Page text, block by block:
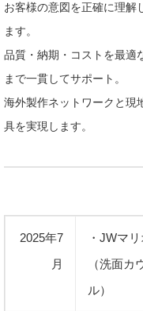
お客様の意図を正確に理解
ます。
品質・納期・コストを最適
まで一貫してサポート。
海外製作ネットワークと現
具を実現します。
2025年7
月
・JWマ
（洗面
ル）